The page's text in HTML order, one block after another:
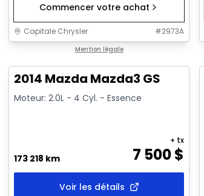
Commencer votre achat
Capitale Chrysler #2973A
Mention légale
Très bonne offre
2014 Mazda Mazda3 GS
Moteur: 2.0L - 4 Cyl. - Essence
173 218 km 7 500$
+ tx
Voir les détails